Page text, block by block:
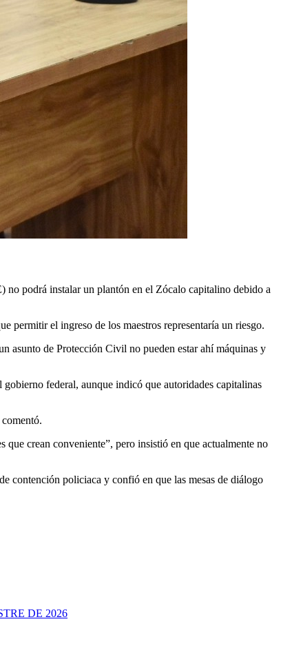
podrá instalar un plantón en el Zócalo capitalino debido a
permitir el ingreso de los maestros representaría un riesgo.
asunto de Protección Civil no pueden estar ahí máquinas y
federal, aunque indicó que autoridades capitalinas
crean conveniente”, pero insistió en que actualmente no
contención policiaca y confió en que las mesas de diálogo